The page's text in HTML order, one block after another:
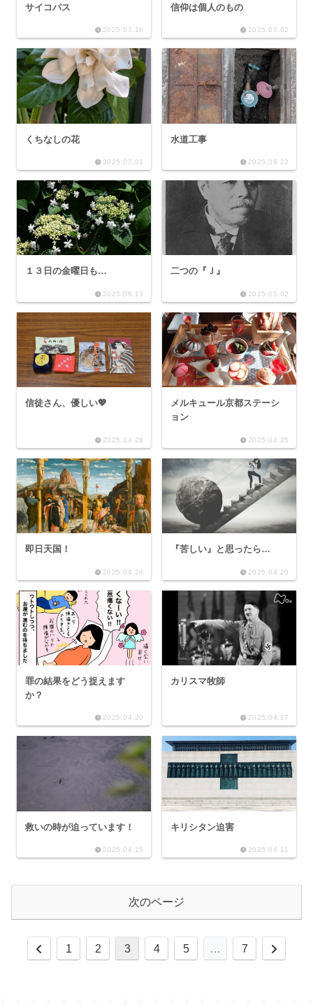
サイコパス
2025.07.16
信仰は個人のもの
2025.07.02
くちなしの花
2025.07.01
水道工事
2025.06.22
１３日の金曜日も…
2025.06.13
二つの『Ｊ』
2025.05.02
信徒さん、優しい💖
2025.04.28
メルキュール京都ステーシ
ョン
2025.04.25
即日天国！
2025.04.24
『苦しい』と思ったら…
2025.04.20
罪の結果をどう捉えます
か？
2025.04.20
カリスマ牧師
2025.04.17
救いの時が迫っています！
2025.04.15
キリシタン迫害
2025.04.11
次のページ
前
1 2 3 4 5 … 7
次